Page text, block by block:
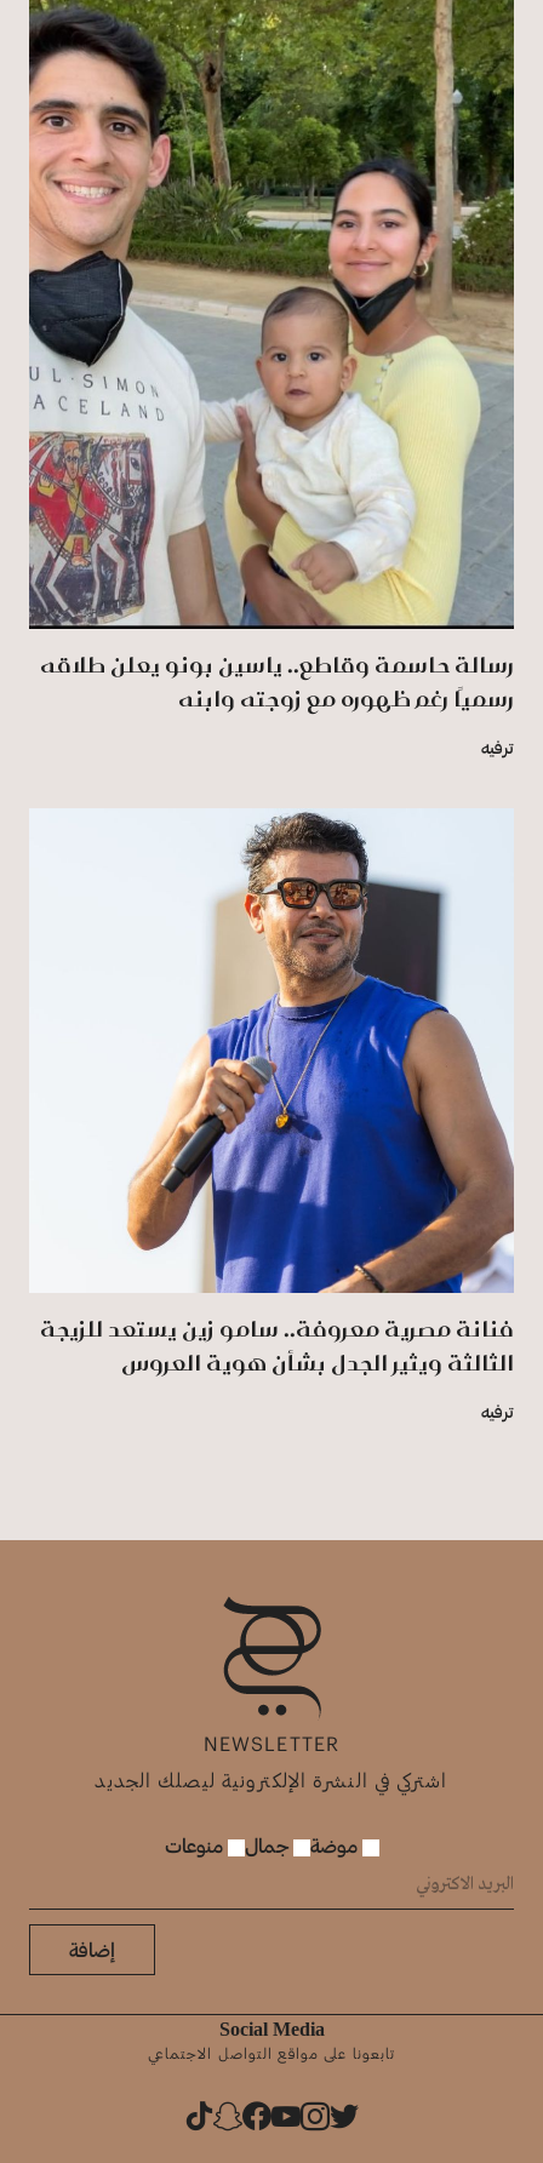
رسالة حاسمة وقاطع.. ياسين بونو يعلن طلاقه
رسميًا رغم ظهوره مع زوجته وابنه
ترفيه
فنانة مصرية معروفة.. سامو زين يستعد للزيجة
الثالثة ويثير الجدل بشأن هوية العروس
ترفيه
NEWSLETTER
اشتركي في النشرة الإلكترونية ليصلك الجديد
موضة جمال منوعات
إضافة
Social Media
تابعونا على مواقع التواصل الاجتماعي